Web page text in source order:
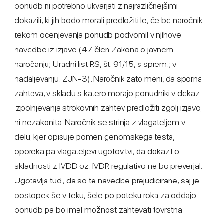
ponudb ni potrebno ukvarjati z najrazličnejšimi
dokazili, ki jih bodo morali predložiti le, če bo naročnik
tekom ocenjevanja ponudb podvomil v njihove
navedbe iz izjave (47. člen Zakona o javnem
naročanju; Uradni list RS, št. 91/15, s sprem.; v
nadaljevanju: ZJN-3). Naročnik zato meni, da sporna
zahteva, v skladu s katero morajo ponudniki v dokaz
izpolnjevanja strokovnih zahtev predložiti zgolj izjavo,
ni nezakonita. Naročnik se strinja z vlagateljem v
delu, kjer opisuje pomen genomskega testa,
oporeka pa vlagateljevi ugotovitvi, da dokazil o
skladnosti z IVDD oz. IVDR regulativo ne bo preverjal.
Ugotavlja tudi, da so te navedbe prejudicirane, saj je
postopek še v teku, šele po poteku roka za oddajo
ponudb pa bo imel možnost zahtevati tovrstna